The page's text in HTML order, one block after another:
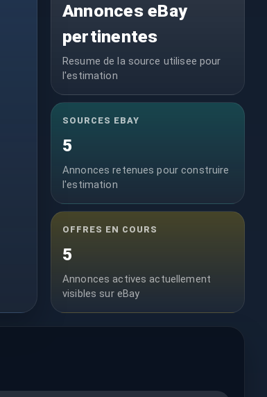
Annonces eBay
pertinentes
Resume de la source utilisee pour
l'estimation
SOURCES EBAY
5
Annonces retenues pour construire
l'estimation
OFFRES EN COURS
5
Annonces actives actuellement
visibles sur eBay